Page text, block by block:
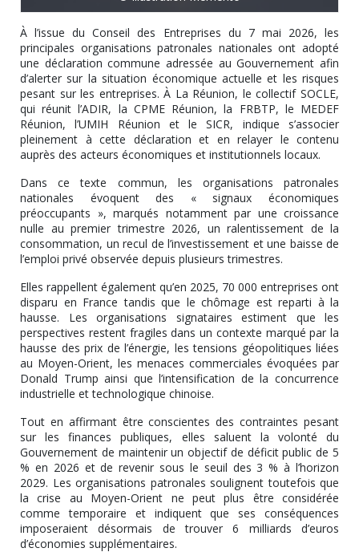
À l’issue du Conseil des Entreprises du 7 mai 2026, les
principales organisations patronales nationales ont adopté
une déclaration commune adressée au Gouvernement afin
d’alerter sur la situation économique actuelle et les risques
pesant sur les entreprises. À La Réunion, le collectif SOCLE,
qui réunit l’ADIR, la CPME Réunion, la FRBTP, le MEDEF
Réunion, l’UMIH Réunion et le SICR, indique s’associer
pleinement à cette déclaration et en relayer le contenu
auprès des acteurs économiques et institutionnels locaux.
Dans ce texte commun, les organisations patronales
nationales évoquent des « signaux économiques
préoccupants », marqués notamment par une croissance
nulle au premier trimestre 2026, un ralentissement de la
consommation, un recul de l’investissement et une baisse de
l’emploi privé observée depuis plusieurs trimestres.
Elles rappellent également qu’en 2025, 70 000 entreprises ont
disparu en France tandis que le chômage est reparti à la
hausse. Les organisations signataires estiment que les
perspectives restent fragiles dans un contexte marqué par la
hausse des prix de l’énergie, les tensions géopolitiques liées
au Moyen-Orient, les menaces commerciales évoquées par
Donald Trump ainsi que l’intensification de la concurrence
industrielle et technologique chinoise.
Tout en affirmant être conscientes des contraintes pesant
sur les finances publiques, elles saluent la volonté du
Gouvernement de maintenir un objectif de déficit public de 5
% en 2026 et de revenir sous le seuil des 3 % à l’horizon
2029. Les organisations patronales soulignent toutefois que
la crise au Moyen-Orient ne peut plus être considérée
comme temporaire et indiquent que ses conséquences
imposeraient désormais de trouver 6 milliards d’euros
d’économies supplémentaires.